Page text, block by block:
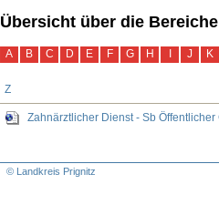
Übersicht über die
A B C D E F G H J K
Z
Zahnärztlicher Dienst - Sb
© Landkreis Prignitz